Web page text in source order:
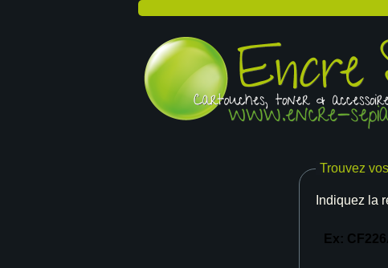
Trouvez
Indiquez la